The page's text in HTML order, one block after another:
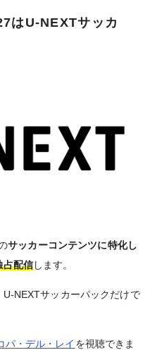
はU-NEXTサッカ
サッカーコンテンツに特化し
占配信します。
NEXTサッカーパックだけで
パ・デル・レイ を視聴できま